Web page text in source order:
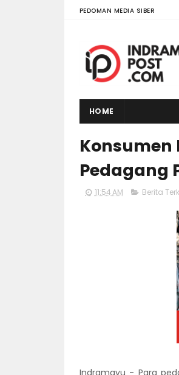
PEDOMAN MEDIA SIBER
HOME
Konsumen
Pedagang
11:54 AM Berita
Indramayu - Para